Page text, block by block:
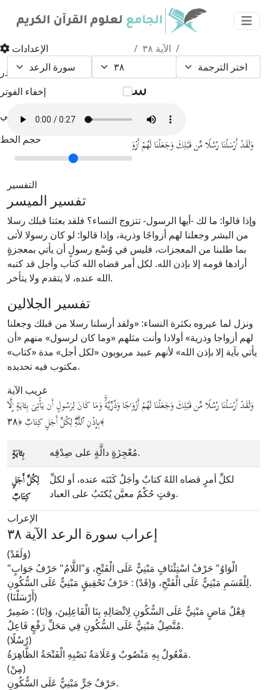
الإعدادات
إخفاء الهيدر
إخفاء الفوتر
الوضع الليلي
حجم الخط
القرآن الكريم الآية ٣٨
سورة الرعد الآية ٣٨
وَلَقَدۡ أَرۡسَلۡنَا رُسُلࣰا مِّن قَبۡلِكَ وَجَعَلۡنَا لَهُمۡ أَزۡوَ ٰ⁠جࣰا وَذُرِّیَّةࣰۚ وَمَا كَانَ لِرَسُولٍ أَن یَأۡتِیَ بِـَٔایَةٍ إِلَّا
بِإِذۡنِ ٱللَّهِۗ لِكُلِّ أَجَلࣲ كِتَابࣱ﴿٣٨﴾
التفسير
تفسير المیسر
وإذا قالوا: ما لك -أيها الرسول- تتزوج النساء؟ فلقد بعثنا قبلك رسلا
من البشر وجعلنا لهم أزواجًا وذرية، وإذا قالوا: لو كان رسولا لأتى
بما طلبنا من المعجزات، فليس في وُسْع رسولٍ أن يأتي بمعجزةٍ
أرادها قومه إلا بإذن الله. لكل أمر قضاه الله كتاب وأجل قد كتبه
الله عنده، لا يتقدم ولا يتأخر.
تفسير الجلالين
ونزل لما عيروه بكثرة النساء: «ولقد أرسلنا رسلا من قبلك وجعلنا
لهم أزواجا وذرية» أولادا وأنت مثلهم «وما كان لرسول» منهم «أن
يأتي بآية إلا بإذن الله» لأنهم عبيد مربوبون «لكل أجل» مدة «كتاب»
مكتوب فيه تحديده.
غريب الآية
وَلَقَدۡ أَرۡسَلۡنَا رُسُلࣰا مِّن قَبۡلِكَ وَجَعَلۡنَا لَهُمۡ أَزۡوَ ٰ⁠جࣰا وَذُرِّیَّةࣰۚ وَمَا كَانَ لِرَسُولٍ أَن یَأۡتِیَ بِـَٔایَةٍإِلَّا
بِإِذۡنِ ٱللَّهِۗلِكُلِّ أَجَلࣲ كِتَابࣱ ﴿٣٨﴾
بِـَٔایَةٍ مُعْجِزَةٍ دالَّةٍ على صِدْقِه.
لِكُلِّ أَجَلࣲ
كِتَابࣱ
لكلِّ أمرٍ قضاه اللهُ كتابٌ وأجَلٌ كَتَبَه عنده، أو لكلِّ
وقتٍ حُكْمٌ معيَّن يُكتَبُ على العباد.
الإعراب
إعراب سورة الرعد الآية ٣٨
(وَلَقَدْ)
"
الْوَاوُ" حَرْفُ اسْتِئْنَافٍ مَبْنِيٌّ عَلَى الْفَتْحِ، وَ"اللَّامُ" حَرْفُ جَوَابٍ
لِلْقَسَمِ مَبْنِيٌّ عَلَى الْفَتْحِ، وَ(قَدْ
) : حَرْفُ تَحْقِيقٍ مَبْنِيٌّ عَلَى السُّكُونِ.
(أَرْسَلْنَا)
فِعْلٌ مَاضٍ مَبْنِيٌّ عَلَى السُّكُونِ لِاتِّصَالِهِ بِنَا الْفَاعِلِينَ، وَ(نَا) : ضَمِيرٌ
مُتَّصِلٌ مَبْنِيٌّ عَلَى السُّكُونِ فِي مَحَلِّ رَفْعٍ فَاعِلٌ.
(رُسُلًا)
مَفْعُولٌ بِهِ مَنْصُوبٌ وَعَلَامَةُ نَصْبِهِ الْفَتْحَةُ الظَّاهِرَةُ.
(مِنْ)
حَرْفُ جَرٍّ مَبْنِيٌّ عَلَى السُّكُونِ.